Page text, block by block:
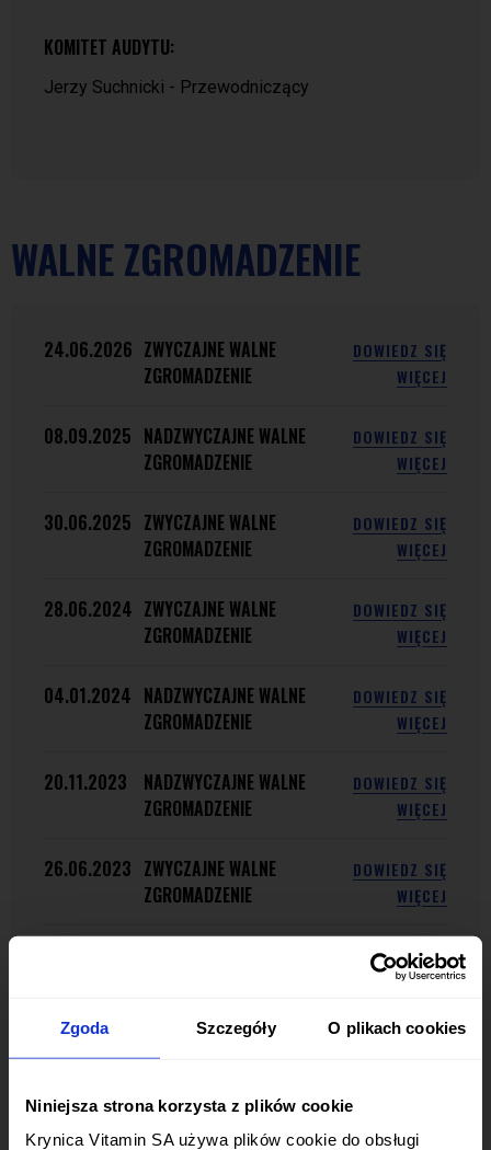
Zgoda Szczegóły O plikach cookies
Niniejsza strona korzysta z plików cookie
Krynica Vitamin SA używa plików cookie do obsługi
KOMITET AUDYTU:
Jerzy Suchnicki - Przewodniczący
WALNE ZGROMADZENIE
24.06.2026 ZWYCZAJNE WALNE
ZGROMADZENIE
DOWIEDZ SIĘ
WIĘCEJ
08.09.2025 NADZWYCZAJNE WALNE
ZGROMADZENIE
DOWIEDZ SIĘ
WIĘCEJ
30.06.2025 ZWYCZAJNE WALNE
ZGROMADZENIE
DOWIEDZ SIĘ
WIĘCEJ
28.06.2024 ZWYCZAJNE WALNE
ZGROMADZENIE
DOWIEDZ SIĘ
WIĘCEJ
04.01.2024 NADZWYCZAJNE WALNE
ZGROMADZENIE
DOWIEDZ SIĘ
WIĘCEJ
20.11.2023
NADZWYCZAJNE WALNE
ZGROMADZENIE
DOWIEDZ SIĘ
WIĘCEJ
26.06.2023 ZWYCZAJNE WALNE
ZGROMADZENIE
DOWIEDZ SIĘ
WIĘCEJ
DOWIEDZ SIĘ
WIĘCEJ
13.10.2022
NADZWYCZAJNE WALNE
ZGROMADZENIE
DOWIEDZ SIĘ
22.06.2022
ZWYCZAJNE WALNE
DOWIEDZ SIĘ